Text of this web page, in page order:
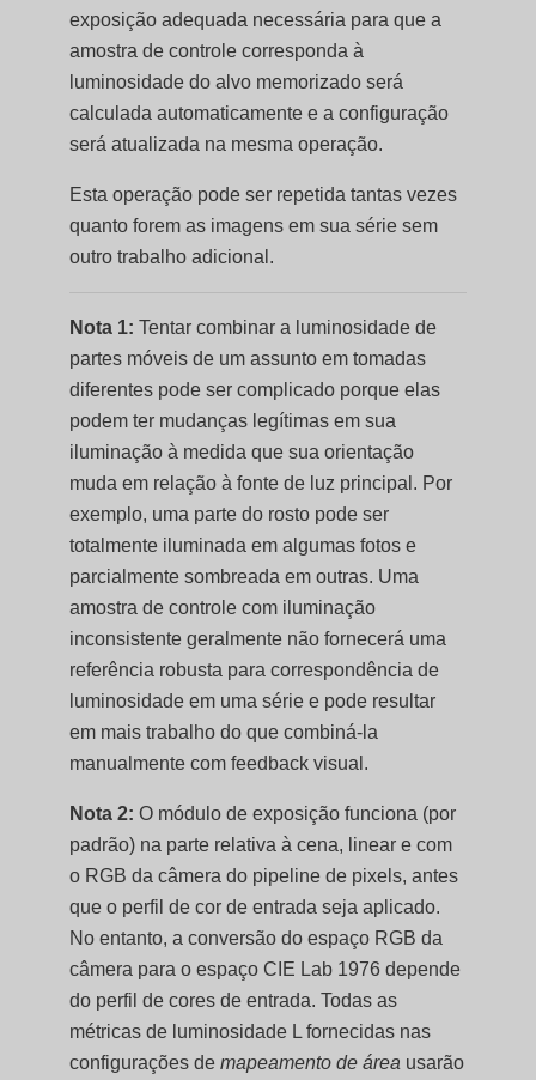
exposição adequada necessária para que a
amostra de controle corresponda à
luminosidade do alvo memorizado será
calculada automaticamente e a configuração
será atualizada na mesma operação.
Esta operação pode ser repetida tantas vezes
quanto forem as imagens em sua série sem
outro trabalho adicional.
Nota 1: Tentar combinar a luminosidade de
partes móveis de um assunto em tomadas
diferentes pode ser complicado porque elas
podem ter mudanças legítimas em sua
iluminação à medida que sua orientação
muda em relação à fonte de luz principal. Por
exemplo, uma parte do rosto pode ser
totalmente iluminada em algumas fotos e
parcialmente sombreada em outras. Uma
amostra de controle com iluminação
inconsistente geralmente não fornecerá uma
referência robusta para correspondência de
luminosidade em uma série e pode resultar
em mais trabalho do que combiná-la
manualmente com feedback visual.
Nota 2: O módulo de exposição funciona (por
padrão) na parte relativa à cena, linear e com
o RGB da câmera do pipeline de pixels, antes
que o perfil de cor de entrada seja aplicado.
No entanto, a conversão do espaço RGB da
câmera para o espaço CIE Lab 1976 depende
do perfil de cores de entrada. Todas as
métricas de luminosidade L fornecidas nas
configurações demapeamento de área usarão